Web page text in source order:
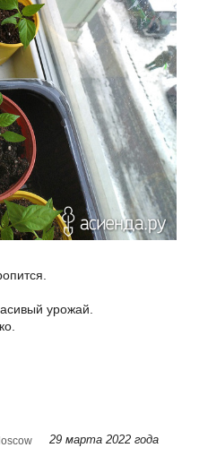
урожай.
29 марта 2022 года